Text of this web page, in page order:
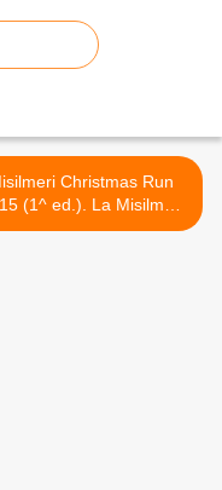
Christmas Run
(1^ ed.). La Misilmeri
Christmas Run ed il